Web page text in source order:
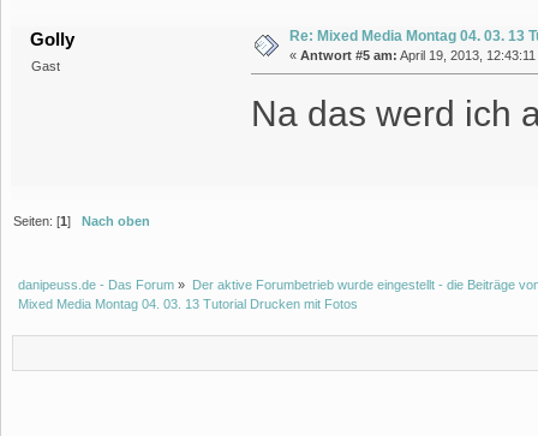
Golly
Gast
Re: Mixed Media Montag 04. 03. 13
« Antwort #5 am: April 19, 2013,
Na das werd ich
Seiten: [1]Nach oben
danipeuss.de - Das Forum »
Der aktive Forumbetrieb wurde eingestellt - die Beiträge
Mixed Media Montag 04. 03. 13 Tutorial Drucken mit Fotos